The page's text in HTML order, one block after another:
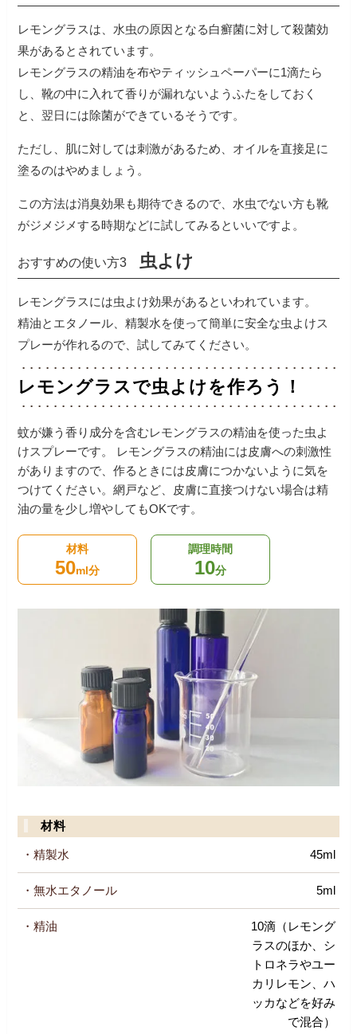
レモングラスは、水虫の原因となる白癬菌に対して殺菌効
果があるとされています。
レモングラスの精油を布やティッシュペーパーに1滴たら
し、靴の中に入れて香りが漏れないようふたをしておく
と、翌日には除菌ができているそうです。
ただし、肌に対しては刺激があるため、オイルを直接足に
塗るのはやめましょう。
この方法は消臭効果も期待できるので、水虫でない方も靴
がジメジメする時期などに試してみるといいですよ。
おすすめの使い方3 虫よけ
レモングラスには虫よけ効果があるといわれています。
精油とエタノール、精製水を使って簡単に安全な虫よけス
プレーが作れるので、試してみてください。
レモングラスで虫よけを作ろう！
蚊が嫌う香り成分を含むレモングラスの精油を使った虫よ
けスプレーです。
レモングラスの精油には皮膚への刺激性
がありますので、作るときには皮膚につかないように気を
つけてください。網戸など、皮膚に直接つけない場合は精
油の量を少し増やしてもOKです。
材料
50ml分
調理時間
10分
材料
・精製水 45ml
・無水エタノール 5ml
・精油
10滴（レモング
ラスのほか、シ
トロネラやユー
カリレモン、ハ
ッカなどを好み
で混合）